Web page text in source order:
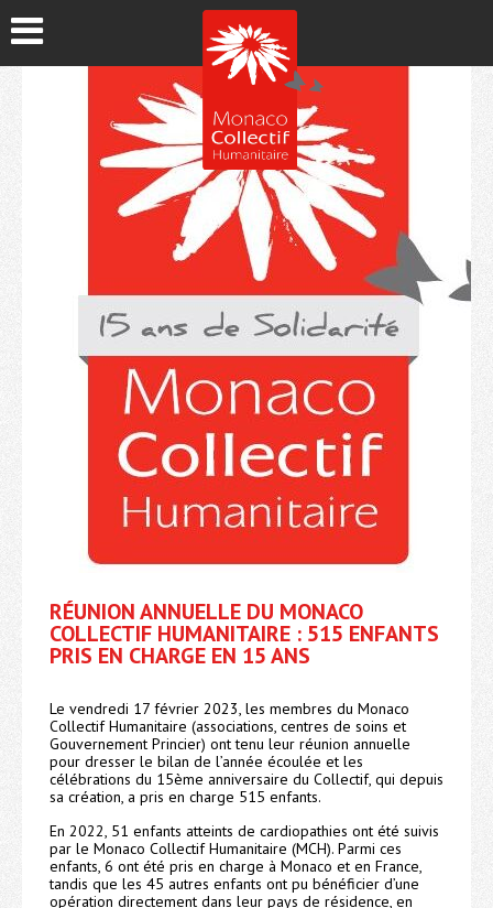
RÉUNION ANNUELLE DU MONACO
COLLECTIF HUMANITAIRE : 515 ENFANTS
PRIS EN CHARGE EN 15 ANS
Le vendredi 17 février 2023, les membres du Monaco
Collectif Humanitaire (associations, centres de soins et
Gouvernement Princier) ont tenu leur réunion annuelle
pour dresser le bilan de l’année écoulée et les
célébrations du 15ème anniversaire du Collectif, qui depuis
sa création, a pris en charge 515 enfants.
En 2022, 51 enfants atteints de cardiopathies ont été suivis
par le Monaco Collectif Humanitaire (MCH). Parmi ces
enfants, 6 ont été pris en charge à Monaco et en France,
tandis que les 45 autres enfants ont pu bénéficier d’une
opération directement dans leur pays de résidence, en